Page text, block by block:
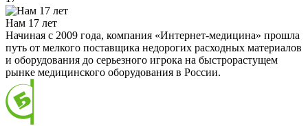
Нам 17 лет
Начиная с 2009 года, компания «Интернет-медицина» прошла
путь от мелкого поставщика недорогих расходных материалов
и оборудования до серьезного игрока на быстрорастущем
рынке медицинского оборудования в России.